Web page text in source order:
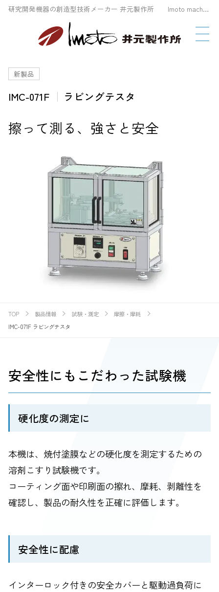
研究開発機器の創造型技術メーカー 井元製作所 Imoto machinery Co., LTD
新製品
IMC-071F ラビングテスタ
擦って測る、強さと安全
TOP 製品情報 試験・測定
摩擦・摩耗
IMC-071F ラビングテスタ
安全性にもこだわった試験機
硬化度の測定に
本機は、焼付塗膜などの硬化度を測定するための
溶剤こすり試験機です。
コーティング面や印刷面の擦れ、摩耗、剥離性を
確認し、製品の耐久性を正確に評価します。
安全性に配慮
インターロック付きの安全カバーと駆動過負荷に